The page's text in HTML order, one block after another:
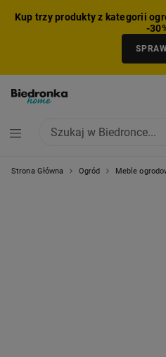
Kup trzy produkty z kategorii
-
Strona Główna Ogród Meble